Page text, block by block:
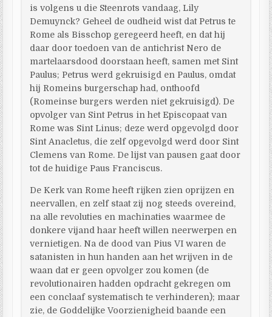
is volgens u die Steenrots vandaag, Lily
Demuynck? Geheel de oudheid wist dat Petrus te
Rome als Bisschop geregeerd heeft, en dat hij
daar door toedoen van de antichrist Nero de
martelaarsdood doorstaan heeft, samen met Sint
Paulus; Petrus werd gekruisigd en Paulus, omdat
hij Romeins burgerschap had, onthoofd
(Romeinse burgers werden niet gekruisigd). De
opvolger van Sint Petrus in het Episcopaat van
Rome was Sint Linus; deze werd opgevolgd door
Sint Anacletus, die zelf opgevolgd werd door Sint
Clemens van Rome. De lijst van pausen gaat door
tot de huidige Paus Franciscus.
De Kerk van Rome heeft rijken zien oprijzen en
neervallen, en zelf staat zij nog steeds overeind,
na alle revoluties en machinaties waarmee de
donkere vijand haar heeft willen neerwerpen en
vernietigen. Na de dood van Pius VI waren de
satanisten in hun handen aan het wrijven in de
waan dat er geen opvolger zou komen (de
revolutionairen hadden opdracht gekregen om
een conclaaf systematisch te verhinderen); maar
zie, de Goddelijke Voorzienigheid baande een